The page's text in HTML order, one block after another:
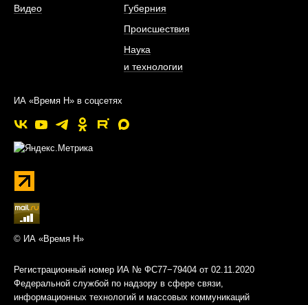
Видео
Губерния
Происшествия
Наука
и технологии
ИА «Время Н» в соцсетях
© ИА «Время Н»
Регистрационный номер ИА № ФС77−79404 от 02.11.2020
Федеральной службой по надзору в сфере связи,
информационных технологий и массовых коммуникаций